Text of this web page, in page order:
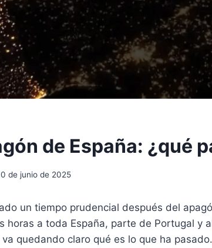
de España: ¿qué
de junio de 2025
un tiempo prudencial después del
horas a toda España, parte de Portugal y
quedando claro qué es lo que ha